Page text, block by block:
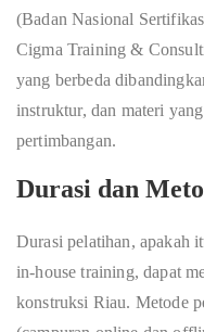
(Badan Nasional
Cigma Training &
yang berbeda
instruktur, dan materi
pertimbangan.
Durasi dan
Durasi pelatihan, apakah
in-house training, dapat
konstruksi Riau. Metode